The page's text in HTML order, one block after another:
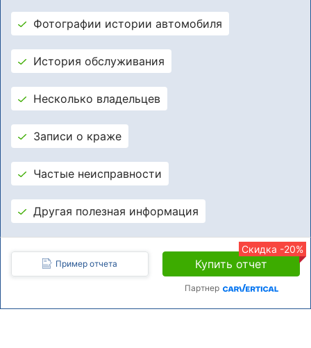
Фотографии истории автомобиля
История обслуживания
Несколько владельцев
Записи о краже
Частые неисправности
Другая полезная информация
Пример отчета
Скидка -20%
Купить отчет
Партнер